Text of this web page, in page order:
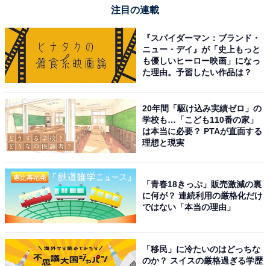
ダイソーの「手で切れる緩衝材」は一般的な緩衝材と何
が違うのかというと、マス目状になっていることです。
注目の連載
『スパイダーマン：ブランド・
ニュー・デイ』が「史上もっと
も優しいヒーロー映画」になっ
た理由。予習したい作品は？
20年間「駆け込み実績ゼロ」の
学校も…「こども110番の家」
は本当に必要？ PTAが直面する
理想と現実
「青春18きっぷ」販売激減の裏
に何が？ 連続利用の厳格化だけ
ではない「本当の理由」
「移民」に冷たいのはどっちな
のか？ スイスの厳格過ぎる学歴